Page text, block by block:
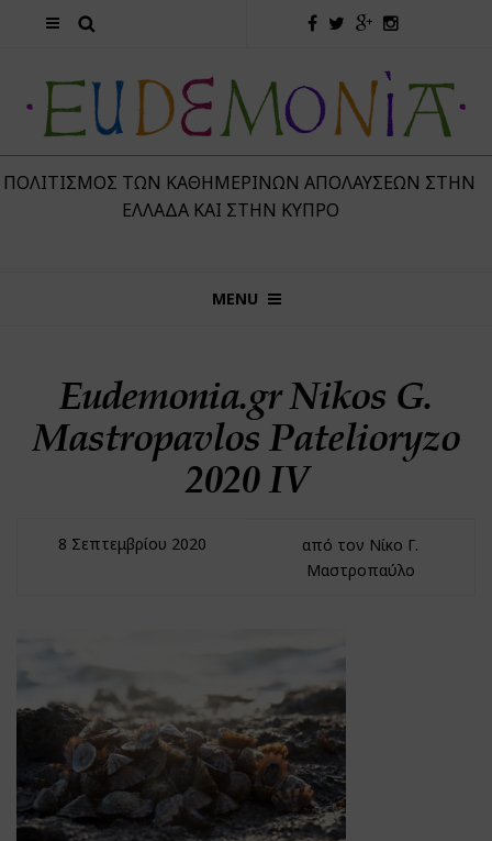
ΤΩΝ ΚΑΘΗΜΕΡΙΝΏΝ ΑΠΟΛΑΎΣΕΩΝ ΣΤΗΝ
ΕΛΛΆΔΑ ΚΑΙ ΣΤΗΝ ΚΎΠΡΟ
MENU
Eudemonia.gr Nikos G.
Mastropavlos Patelioryzo
2020 IV
8 Σεπτεμβρίου 2020
από τον Νίκο Γ.
Μαστροπαύλο